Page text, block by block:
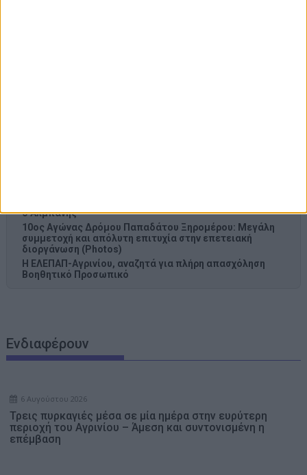
ο Αλμπάνης
10ος Αγώνας Δρόμου Παπαδάτου Ξηρομέρου: Μεγάλη
συμμετοχή και απόλυτη επιτυχία στην επετειακή
διοργάνωση (Photos)
Η ΕΛΕΠΑΠ-Αγρινίου, αναζητά για πλήρη απασχόληση
Βοηθητικό Προσωπικό
Ενδιαφέρουν
6 Αυγούστου 2026
Τρεις πυρκαγιές μέσα σε μία ημέρα στην ευρύτερη
περιοχή του Αγρινίου – Άμεση και συντονισμένη η
επέμβαση